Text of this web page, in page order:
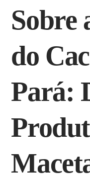
Sobre
do
Pará: